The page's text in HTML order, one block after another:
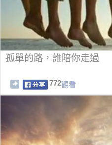
孤單的路，誰陪你走過
772觀看